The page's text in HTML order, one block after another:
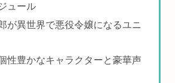
ュール
が異世界で悪役令嬢になるユニ
性豊かなキャラクターと豪華声